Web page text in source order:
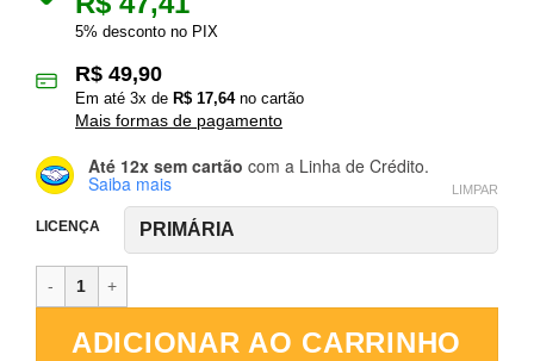
5% desconto no PIX
R$ 49,90
Em até 3x de R$ 17,64no cartão
Mais formas de pagamento
Até 12x sem cartão com a Linha de Crédito.
Saiba mais
LICENÇA
LIMPAR
ADICIONAR AO CARRINHO